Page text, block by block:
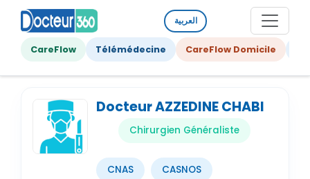
العربية
CareFlow Télémédecine CareFlow Domicile
Docteur AZZEDINE CHABI
Chirurgien Généraliste
CNAS CASNOS